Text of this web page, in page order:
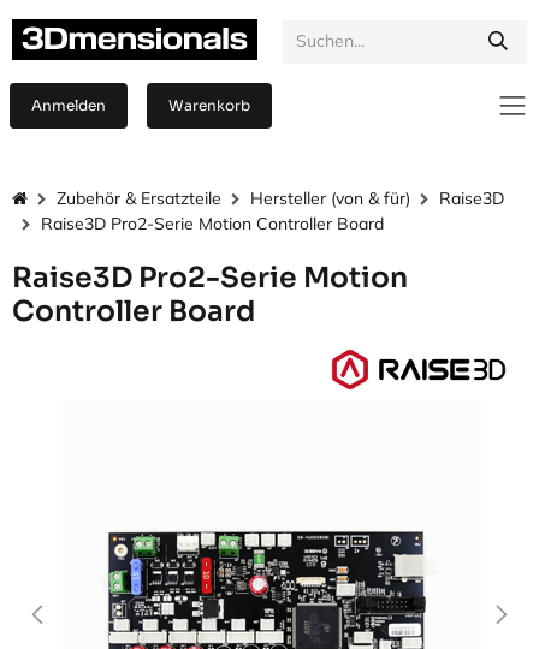
Anmelden Warenkorb
Zubehör & Ersatzteile Hersteller (von & für)
Raise3D
Raise3D Pro2-Serie Motion Controller Board
Raise3D Pro2-Serie Motion
Controller Board